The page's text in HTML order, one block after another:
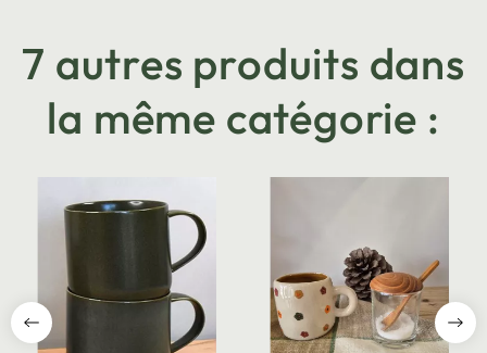
7 autres produits dans
la même catégorie :